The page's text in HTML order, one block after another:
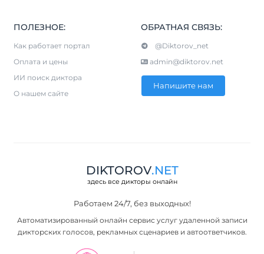
ПОЛЕЗНОЕ:
Как работает портал
Оплата и цены
ИИ поиск диктора
О нашем сайте
ОБРАТНАЯ СВЯЗЬ:
@Diktorov_net
admin@diktorov.net
Напишите нам
DIKTOROV.NET
здесь все дикторы онлайн
Работаем 24/7, без выходных!
Автоматизированный онлайн сервис услуг удаленной записи
дикторских голосов, рекламных сценариев и автоответчиков.